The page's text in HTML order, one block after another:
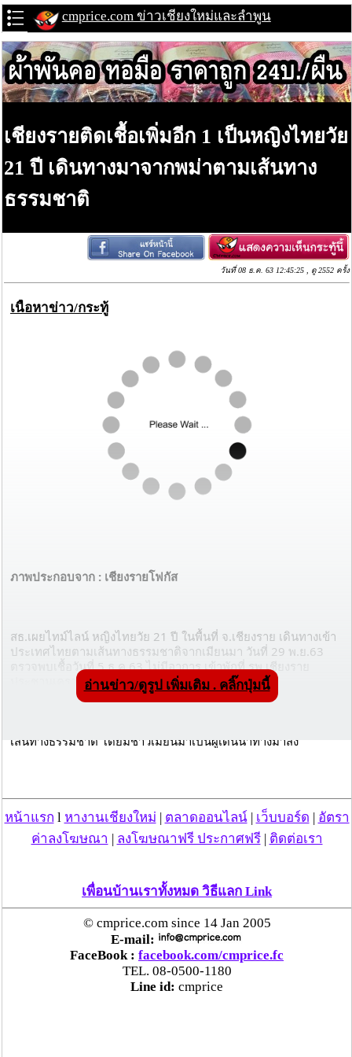
cmprice.com ข่าวเชียงใหม่และลำพูน
เชียงรายติดเชื้อเพิ่มอีก 1 เป็นหญิงไทยวัย
21 ปี เดินทางมาจากพม่าตามเส้นทาง
ธรรมชาติ
วันที่ 08 ธ.ค. 63 12:45:25 , ดู 2552 ครั้ง
เนื้อหาข่าว/กระทู้
ภาพประกอบจาก : เชียงรายโฟกัส
สธ.เผยไทม์ไลน์ หญิงไทยวัย 21 ปี ในพื้นที่ จ.เชียงราย เดินทางเข้า
ประเทศไทยตามเส้นทางธรรมชาติจากเมียนมา วันที่ 29 พ.ย.63
ตรวจพบเชื้อวันที่ 5 ธ.ค.63 ไม่มีอาการ เข้าพักที่ รพ.เชียงราย
ประชานุเคราะห์
เส้นทางธรรมชาติ โดยมีชาวเมียนมาเป็นผู้เดินนำทางมาส่ง
ไปยังสนามบินเชียงรายเพื่อไปส่งเพื่อน (เคส ราชบุรี) ขึ้นเครื่องไป
กทม.
09.00 น. เดินทางถึงสนามบินเชียงราย หลังจากนั้นผู้ป่วยและแฟน
เดินทางกลับทันที โดยไม่ได้ลงจากรถ
และ ข. โดยสารไปด้วย และมีเพื่อนมาสมทบอีก 3 คน ภายหลัง โดย
ค. และ ง. มาคันเดียวกัน ส่วน จ. เดินทางมาจาก กทม. และได้ขับ
รถยนต์ส่วนตัวตามไปที่งาน ทั้ง 7 คนนั่งบริเวณโซนกลางของงาน
ใกล้กับเคสของพะเยา
24.00 น. เดินทางออกจากงานและกลับถึงบ้านเวลา 03.00 น.
*** 30 พ.ย. - 2 ธ.ค.63 ผู้ป่วยอาศัยอยู่ในบ้านไม่ได้ออกไปไหน***
อ่านข่าว/ดูรูป เพิ่มเติม . คลิ๊กปุ่มนี้
หน้าแรก l หางานเชียงใหม่ | ตลาดออนไลน์| เว็บบอร์ด | อัตรา
ค่าลงโฆษณา | ลงโฆษณาฟรี ประกาศฟรี| ติดต่อเรา
เพื่อนบ้านเราทั้งหมด วิธีแลก Link
© cmprice.com since 14 Jan 2005
E-mail:
FaceBook : facebook.com/cmprice.fc
TEL. 08-0500-1180
Line id: cmprice